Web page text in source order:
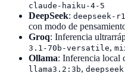
claude-haiku-4-5
DeepSeek: deepseek-r1
con modo de
Groq: Inferencia
3.1-70b-versatile,
Ollama: Inferencia local
llama3.2:3b,